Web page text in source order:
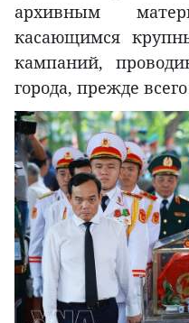
архивным
касающимся
кампаний,
города, прежде